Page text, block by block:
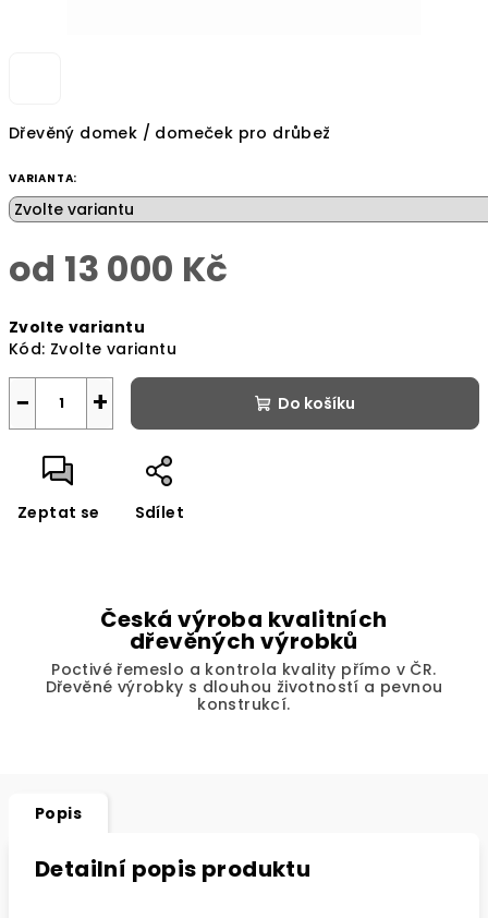
Dřevěný domek / domeček pro drůbež
VARIANTA:
od 13 000 Kč
cena:
Zvolte variantu
Kód: Zvolte variantu
+
− Do košíku
Zeptat se Sdílet
Česká výroba kvalitních
dřevěných výrobků
Poctivé řemeslo a kontrola kvality přímo v ČR.
Dřevěné výrobky s dlouhou životností a pevnou
konstrukcí.
Popis
Detailní popis produktu